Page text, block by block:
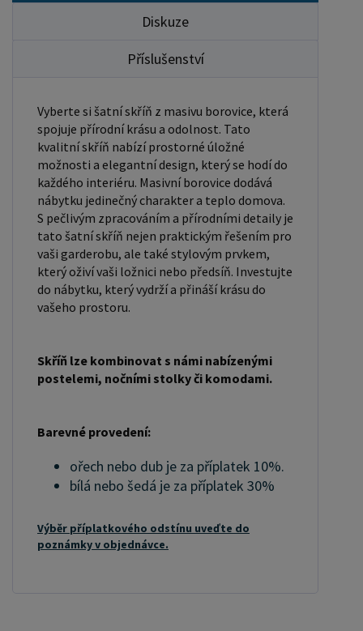
Diskuze
Příslušenství
Vyberte si šatní skříň z masivu borovice, která
spojuje přírodní krásu a odolnost. Tato
kvalitní skříň nabízí prostorné úložné
možnosti a elegantní design, který se hodí do
každého interiéru. Masivní borovice dodává
nábytku jedinečný charakter a teplo domova.
S pečlivým zpracováním a přírodními detaily je
tato šatní skříň nejen praktickým řešením pro
vaši garderobu, ale také stylovým prvkem,
který oživí vaši ložnici nebo předsíň. Investujte
do nábytku, který vydrží a přináší krásu do
vašeho prostoru.
Skříň lze kombinovat s námi nabízenými
postelemi, nočními stolky či komodami.
Barevné provedení:
ořech nebo dub je za příplatek 10%.
bílá nebo šedá je za příplatek 30%
Výběr příplatkového odstínu uveďte do
poznámky v objednávce.